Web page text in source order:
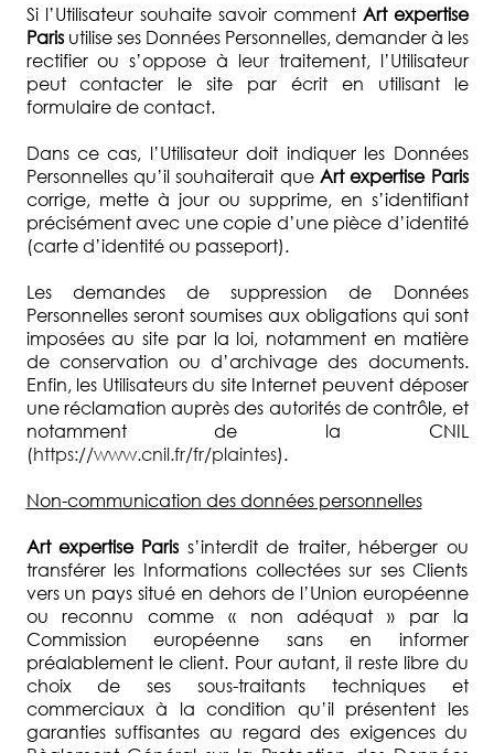
Si l’Utilisateur souhaite savoir comment Art expertise
Parisutilise ses Données Personnelles, demander à les
rectifier ou s’oppose à leur traitement, l’Utilisateur
peut contacter le site par écrit en utilisant le
formulaire de contact.
Dans ce cas, l’Utilisateur doit indiquer les Données
Personnelles qu’il souhaiterait que Art expertise Paris
corrige, mette à jour ou supprime, en s’identifiant
précisément avec une copie d’une pièce d’identité
(carte d’identité ou passeport).
Les demandes de suppression de Données
Personnelles seront soumises aux obligations qui sont
imposées au site par la loi, notamment en matière
de conservation ou d’archivage des documents.
Enfin, les Utilisateurs du site Internet peuvent déposer
une réclamation auprès des autorités de contrôle, et
notamment de la CNIL
(https://www.cnil.fr/fr/plaintes).
Non-communication des données personnelles
Art expertise Paris s’interdit de traiter, héberger ou
transférer les Informations collectées sur ses Clients
vers un pays situé en dehors de l’Union européenne
ou reconnu comme « non adéquat » par la
Commission européenne sans en informer
préalablement le client. Pour autant, il reste libre du
choix de ses sous-traitants techniques et
commerciaux à la condition qu’il présentent les
garanties suffisantes au regard des exigences du